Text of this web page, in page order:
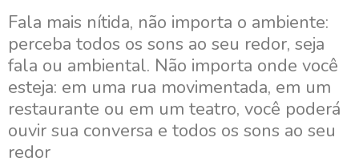
Fala mais nítida, não importa o ambiente:
perceba todos os sons ao seu redor, seja
fala ou ambiental. Não importa onde você
esteja: em uma rua movimentada, em um
restaurante ou em um teatro, você poderá
ouvir sua conversa e todos os sons ao seu
redor